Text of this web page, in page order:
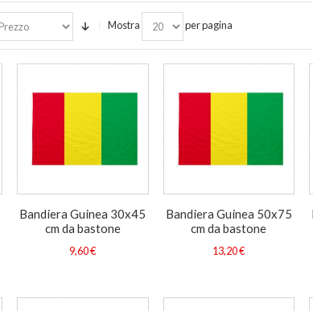
Mostra per pagina
Bandiera Guinea 30x45
cm da bastone
9,60 €
Bandiera Guinea 50x75
cm da bastone
13,20 €